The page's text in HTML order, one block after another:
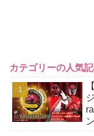
カテゴリーの人気